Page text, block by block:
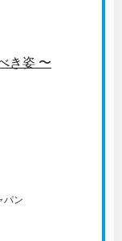
き姿 〜
パン